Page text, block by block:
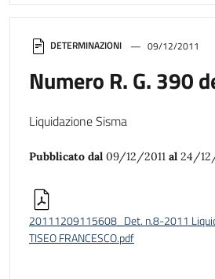
DETERMINAZIONI 09/12/2011
Numero R. G. 390
Liquidazione Sisma
Pubblicato dal 09/12/2011 al 24/
20111209115608_Det. n.8-2011
TISEO FRANCESCO.pdf